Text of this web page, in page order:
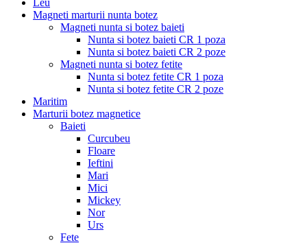
Leu
Magneti marturii nunta botez
Magneti nunta si botez baieti
Nunta si botez baieti CR 1 poza
Nunta si botez baieti CR 2 poze
Magneti nunta si botez fetite
Nunta si botez fetite CR 1 poza
Nunta si botez fetite CR 2 poze
Maritim
Marturii botez magnetice
Baieti
Curcubeu
Floare
Ieftini
Mari
Mici
Mickey
Nor
Urs
Fete